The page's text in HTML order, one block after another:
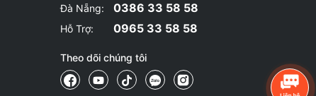
Đà Nẵng: 0386 33 58 58
Hỗ Trợ: 0965 33 58 58
Theo dõi chúng tôi